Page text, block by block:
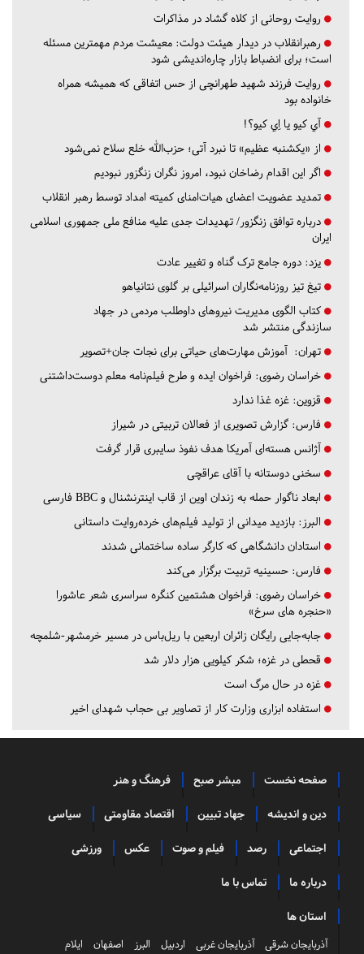
روایت روحانی از کلاه گشاد در مذاکرات
رهبرانقلاب در دیدار هیئت دولت: معیشت مردم مهمترین مسئله
است؛ برای انضباط بازار چاره‌اندیشی شود
روایت فرزند شهید طهرانچی از حس اتفاقی که همیشه همراه
خانواده بود
آي كيو يا اِي كيو؟!
از «یکشنبه عظیم» تا نبرد آتی؛ حزب‌الله خلع سلاح نمی‌شود
اگر این اقدام رضاخان نبود، امروز نگران زنگزور نبودیم
تمدید عضویت اعضای هیات‌امنای کمیته امداد توسط رهبر انقلاب
درباره توافق زنگزور/ تهدیدات جدی علیه منافع ملی جمهوری اسلامی
ایران
یزد: دوره جامع ترک گناه و تغییر عادت
تیغ تیز روزنامه‌نگاران اسرائیلی بر گلوی نتانیاهو
کتاب الگوی مدیریت نیروهای داوطلب مردمی در جهاد
سازندگی منتشر شد
تهران: آموزش مهارت‌های حیاتی برای نجات جان+تصویر
خراسان رضوی: فراخوان ایده و طرح فیلم‌نامه معلم دوست‌داشتنی
قزوین: غزه غذا ندارد
فارس: گزارش تصویری از فعالان تربیتی در شیراز
آژانس هسته‌ای آمریکا هدف نفوذ سایبری قرار گرفت
سخنی دوستانه با آقای عراقچی
ابعاد ناگوار حمله به زندان اوین از قاب اینترنشنال و BBC فارسی
البرز: بازدید میدانی از تولید فیلم‌های خرده‌روایت داستانی
استادان دانشگاهی که کارگر ساده ساختمانی شدند
فارس: حسینیه تربیت برگزار می‌کند
خراسان رضوی: فراخوان هشتمین کنگره سراسری شعر عاشورا
«حنجره های سرخ»
جابه‌جایی رایگان زائران اربعین با ریل‌باس در مسیر خرمشهر-شلمچه
قحطی در غزه؛ شکر کیلویی هزار دلار شد
غزه در حال مرگ است
استفاده ابزاری وزارت کار از تصاویر بی حجاب شهدای اخیر
صفحه نخست مبشر صبح فرهنگ و هنر
دین و اندیشه جهاد تبیین اقتصاد مقاومتی سیاسی
اجتماعی رصد فیلم و صوت عکس ورزشی
درباره ما تماس با ما
استان ها
آذربایجان شرقی آذربایجان غربی اردبیل البرز اصفهان ایلام